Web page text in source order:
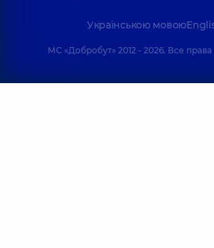
Українською мовою
МС «Добробут» 2012 - 2026. Все